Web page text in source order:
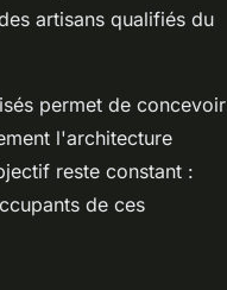
artisans qualifiés du
permet de concevoir
l'architecture
reste constant :
de ces